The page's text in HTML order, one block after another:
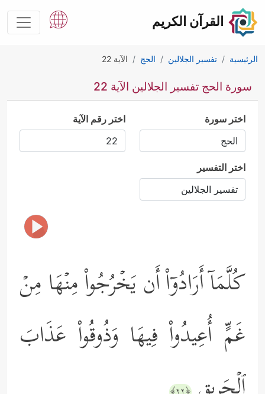
القرآن الكريم
الرئيسية تفسير الجلالين الحج الآية 22
سورة الحج تفسير الجلالين الآية 22
اختر سورة اختر رقم الآية
اختر التفسير
كُلَّمَاۤ أَرَادُوۤاْ أَن یَخۡرُجُواْ مِنۡهَا مِنۡ
غَمٍّ أُعِیدُواْ فِیهَا وَذُوقُواْ عَذَابَ